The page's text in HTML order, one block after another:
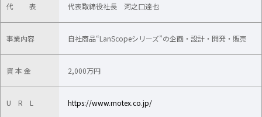
代 表 代表取締役社長 河之口達也
事業内容 自社商品“LanScopeシリーズ”の企画・設計・開発・販売
資 本 金 2,000万円
U R L https://www.motex.co.jp/